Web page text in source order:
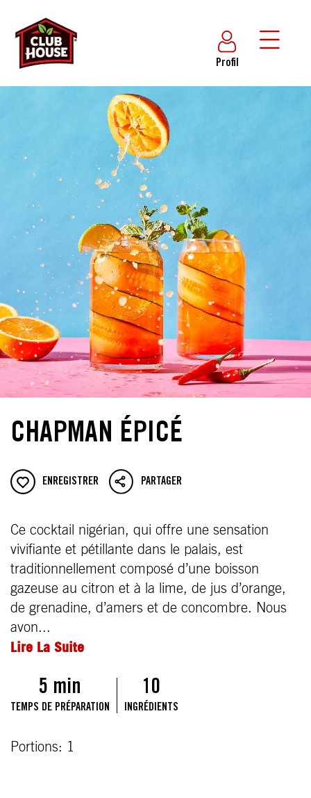
Profil
CHAPMAN ÉPICÉ
ENREGISTRER PARTAGER
Ce cocktail nigérian, qui offre une sensation
vivifiante et pétillante dans le palais, est
traditionnellement composé d’une boisson
gazeuse au citron et à la lime, de jus d’orange,
de grenadine, d’amers et de concombre. Nous
avon...
Lire La Suite
5 min
TEMPS DE PRÉPARATION
10
INGRÉDIENTS
Portions: 1